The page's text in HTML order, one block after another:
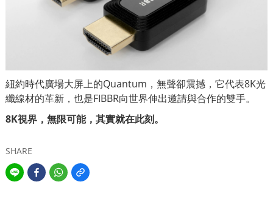
紐約時代廣場大屏上的Quantum，無聲卻震撼，它代表8K光
纖線材的革新，也是FIBBR向世界伸出邀請與合作的雙手。
8K視界，無限可能，其實就在此刻。
SHARE